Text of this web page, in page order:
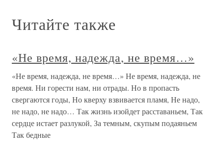
Читайте также
«Не время, надежда, не время…»
«Не время, надежда, не время…» Не время, надежда, не
время. Ни горести нам, ни отрады. Но в пропасть
свергаются годы, Но кверху взвивается пламя, Не надо,
не надо, не надо… Так жизнь изойдет расставаньем, Так
сердце истает разлукой, За темным, скупым подаяньем
Так бедные